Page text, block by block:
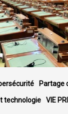
Partage
technologie VIE